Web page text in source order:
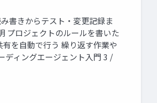
書きからテスト・変更記録ま
プロジェクトのルールを書いた
を自動で行う 繰り返す作業や
ィングエージェント入門 3 /